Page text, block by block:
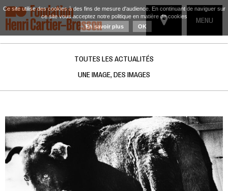
TOGGLE
MENU
TOUTES LES ACTUALITÉS
UNE IMAGE, DES IMAGES
Ce site utilise des cookies à des fins de mesure d'audience. En continuant de naviguer sur
ce site vous acceptez notre politique en matière de cookies
En savoir plus
OK